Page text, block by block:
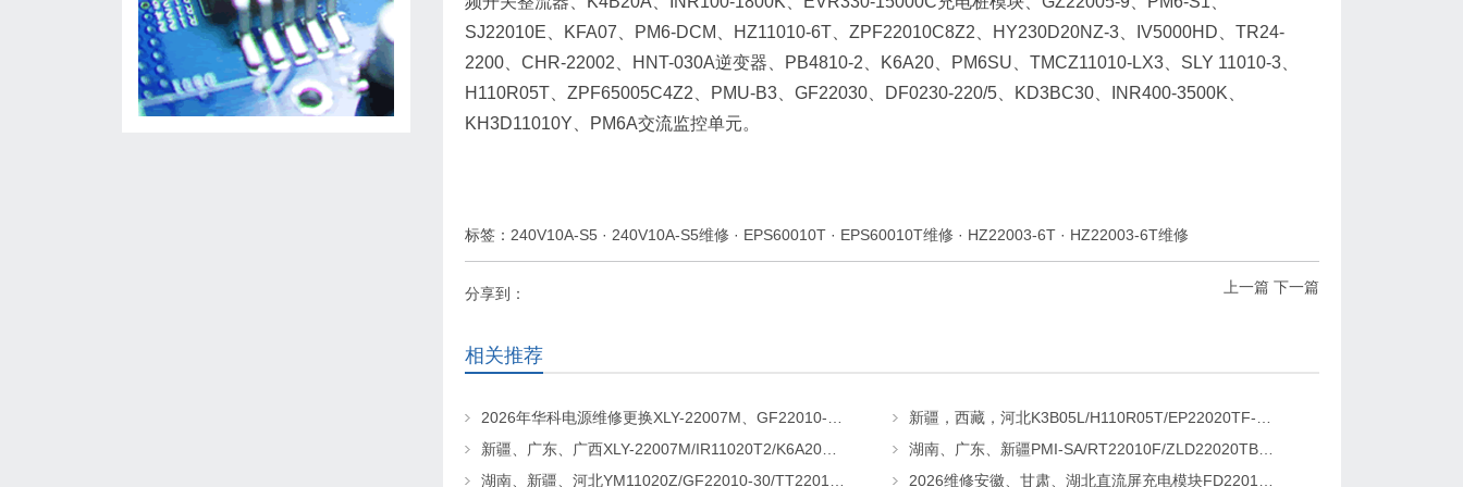
SJ22010E、KFA07、PM6-DCM、HZ11010-6T、ZPF22010C8Z2、HY230D20NZ-3、IV5000HD、TR24-
2200、CHR-22002、HNT-030A逆变器、PB4810-2、K6A20、PM6SU、TMCZ11010-LX3、SLY 11010-3、
H110R05T、ZPF65005C4Z2、PMU-B3、GF22030、DF0230-220/5、KD3BC30、INR400-3500K、
KH3D11010Y、PM6A交流监控单元。
标签： 240V10A-S5 · 240V10A-S5维修 · EPS60010T · EPS60010T维修 · HZ22003-6T · HZ22003-6T维修
上一篇 下一篇
分享到：
相关推荐
湖南、广东、新疆PMI-SA/RT22010F/ZLD22020TB电源模块维修更换